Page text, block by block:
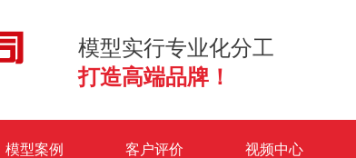
模型实行专业化分工
打造高端品牌！
模型案例 客户评价 视频中心